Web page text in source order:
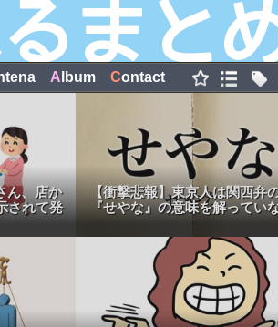
A lbum Contact
ん、店か
されて発
【衝撃悲報】東京人は関西弁
『せやな』の意味を解ってい